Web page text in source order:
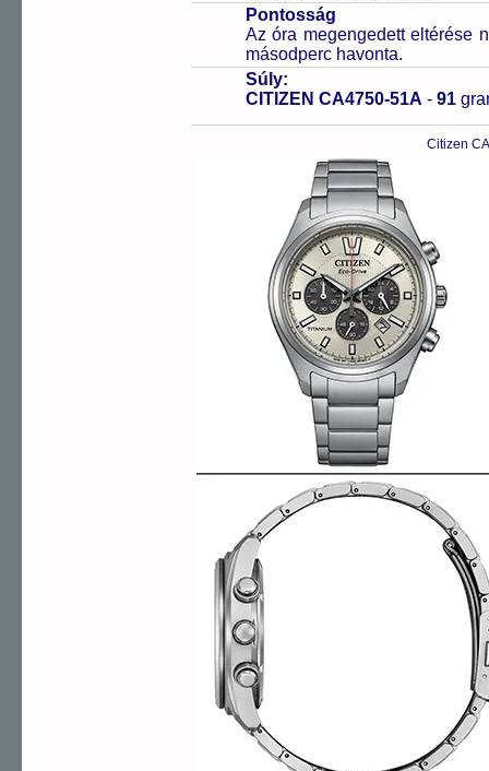
Pontosság
Az óra megengedett eltérése
másodperc havonta.
Súly:
CITIZEN CA4750-51A - 91
Citizen